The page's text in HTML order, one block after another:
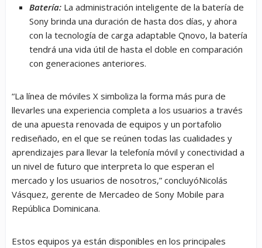
Batería: La administración inteligente de la batería de
Sony brinda una duración de hasta dos días, y ahora
con la tecnología de carga adaptable Qnovo, la batería
tendrá una vida útil de hasta el doble en comparación
con generaciones anteriores.
“La línea de móviles X simboliza la forma más pura de
llevarles una experiencia completa a los usuarios a través
de una apuesta renovada de equipos y un portafolio
rediseñado, en el que se reúnen todas las cualidades y
aprendizajes para llevar la telefonía móvil y conectividad a
un nivel de futuro que interpreta lo que esperan el
mercado y los usuarios de nosotros,” concluyóNicolás
Vásquez, gerente de Mercadeo de Sony Mobile para
República Dominicana.
Estos equipos ya están disponibles en los principales